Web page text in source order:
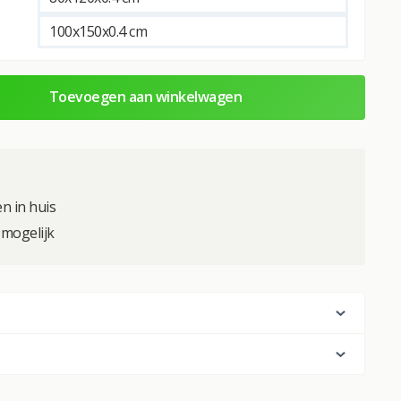
100x150x0.4 cm
Toevoegen aan winkelwagen
in huis
mogelijk